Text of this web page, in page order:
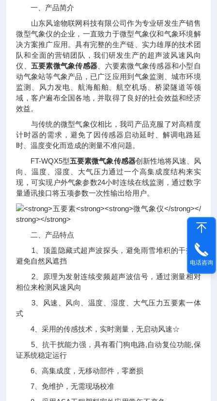
一、产品简介
山东风途物联网科技有限公司作为专业研发生产销售
微型气象仪的企业，一直致力于微型气象仪和气象环境解
决方案推广应用。具有完整的生产链、实力雄厚的技术团
队和全面的营销团队，我们研发生产的超声波风速风向
仪、 五要素微气象传感器 、六要素微气象传感器和小型自
动气象站等气象产品，已广泛应用到气象监测、城市环境
监测、风力发电、航海船舶、航空机场、桥梁隧道等领
域，客户遍布全国各地，并取得了良好的社会效益和经济
效益。
与传统的微型气象仪相比，我司产品克服了对高精度
计时器的需求，避免了因传感器启动延时、解调电路延
时、温度变化而造成的测量不准问题。
FT-WQX5型五要素微气象传感器创新性地将风速、风
向、温度、湿度、大气压力通过一个高集成度结构来实
现，可实现户外气象参数24小时连续在线监测，通过数字
量通讯接口将五项参数一次性输出给用户。
二、产品特点
1、顶盖隐藏式超声波探头，避免雨雪堆积的干扰，
避免自然风遮挡
2、原理为发射连续变频超声波信号，通过测量相对
相位来检测风速风向
3、风速、风向、温度、湿度、大气压力五要素一体
式
4、采用的传感技术，实时测量，无启动风速☆
5、抗干扰能力强，具有看门狗电路,自动复位功能,保
证系统稳定运行
6、高集成度，无移动部件，零磨损
7、免维护，无需现场校准
电话咨询